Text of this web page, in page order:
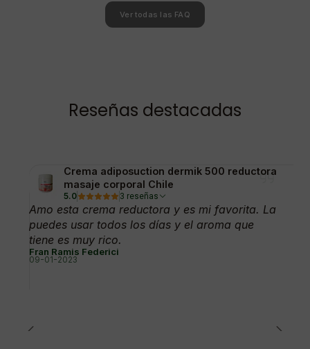
Ver todas las FAQ
Reseñas destacadas
Crema adiposuction dermik 500 reductora
masaje corporal Chile
5.0 3 reseñas
Amo esta crema reductora y es mi favorita. La
puedes usar todos los días y el aroma que
tiene es muy rico.
Fran Ramis Federici
09-01-2023